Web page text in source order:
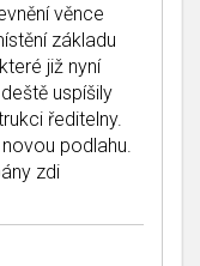
věnce
základu
již nyní
uspíšily
ředitelny.
podlahu.
zdi